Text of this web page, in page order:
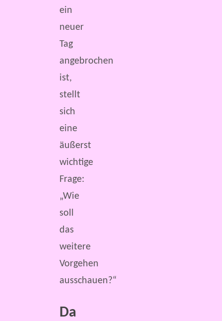
ein
neuer
Tag
angebrochen
ist,
stellt
sich
eine
äußerst
wichtige
Frage:
„Wie
soll
das
weitere
Vorgehen
ausschauen?“
Da